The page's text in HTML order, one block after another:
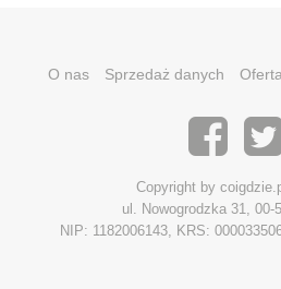
O nas Sprzedaż danych
Copyright by
ul. Nowogrodzka 31, 00-
NIP: 1182006143, KRS: